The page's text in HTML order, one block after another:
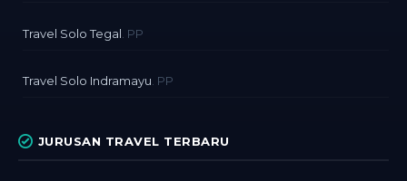
Travel Solo Tegal . PP
Travel Solo Indramayu. PP
JURUSAN TRAVEL TERBARU